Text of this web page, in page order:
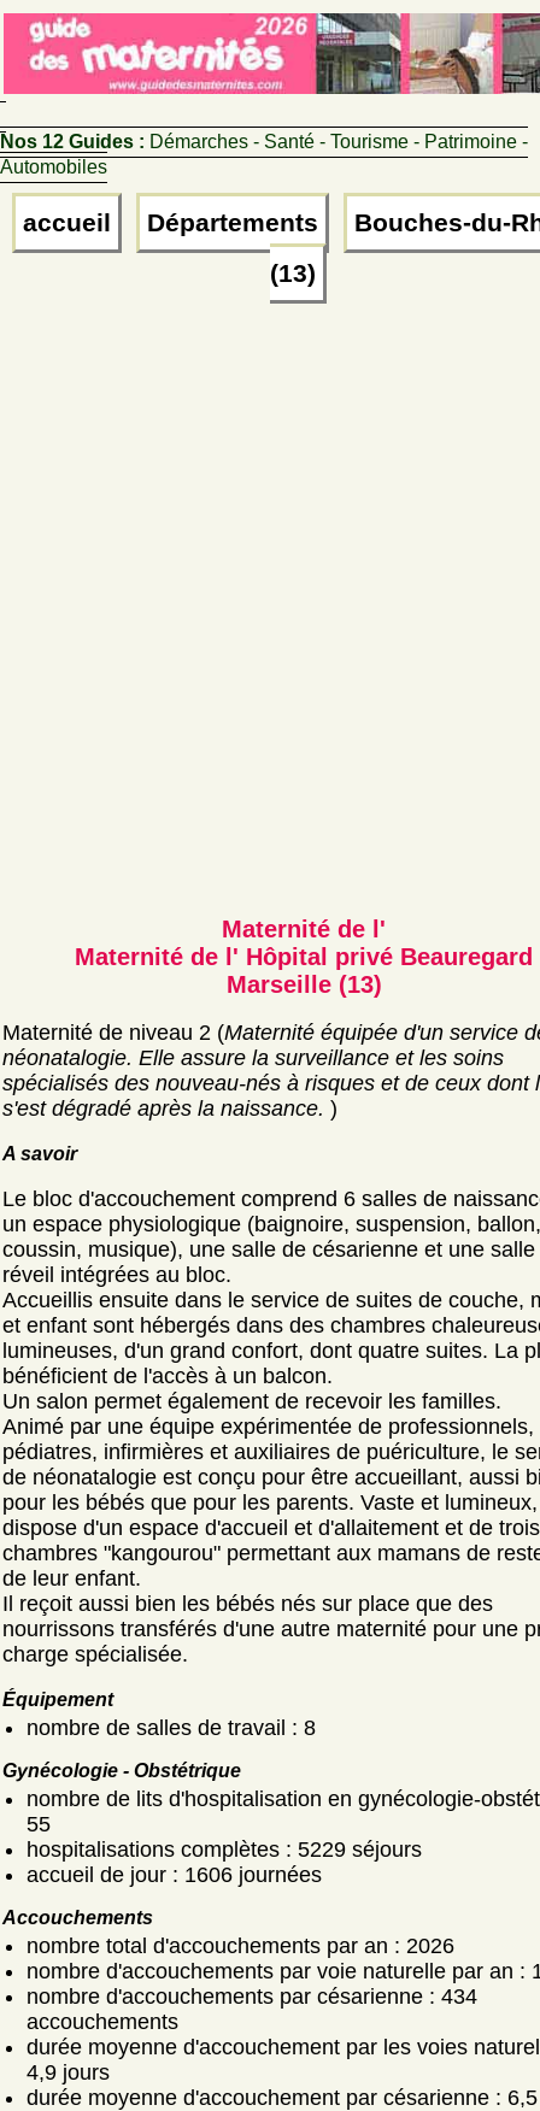
Nos 12 Guides : Démarches - Santé - Tourisme - Patrimoine -
Automobiles
accueil Départements
Bouches-du-
(13)
Maternité de l'
Maternité de l' Hôpital privé Beauregard
Marseille (13)
Maternité de niveau 2 (Maternité équipée d'un service
néonatalogie. Elle assure la surveillance et les soins
spécialisés des nouveau-nés à risques et de ceux dont
s'est dégradé après la naissance. )
A savoir
Le bloc d'accouchement comprend 6 salles de
un espace physiologique (baignoire, suspension, ballon,
coussin, musique), une salle de césarienne et une salle
réveil intégrées au bloc.
Accueillis ensuite dans le service de suites de couche,
et enfant sont hébergés dans des chambres
lumineuses, d'un grand confort, dont quatre suites. La
bénéficient de l'accès à un balcon.
Un salon permet également de recevoir les familles.
Animé par une équipe expérimentée de professionnels,
pédiatres, infirmières et auxiliaires de puériculture, le
de néonatalogie est conçu pour être accueillant, aussi
pour les bébés que pour les parents. Vaste et
dispose d'un espace d'accueil et d'allaitement et de trois
chambres "kangourou" permettant aux mamans de
de leur enfant.
Il reçoit aussi bien les bébés nés sur place que des
nourrissons transférés d'une autre maternité pour une
charge spécialisée.
Équipement
nombre de salles de travail : 8
Gynécologie - Obstétrique
nombre de lits d'hospitalisation en gynécologie-
55
hospitalisations complètes : 5229 séjours
accueil de jour : 1606 journées
Accouchements
nombre total d'accouchements par an : 2026
nombre d'accouchements par voie naturelle par an :
nombre d'accouchements par césarienne : 434
accouchements
durée moyenne d'accouchement par les voies
4,9 jours
durée moyenne d'accouchement par césarienne :